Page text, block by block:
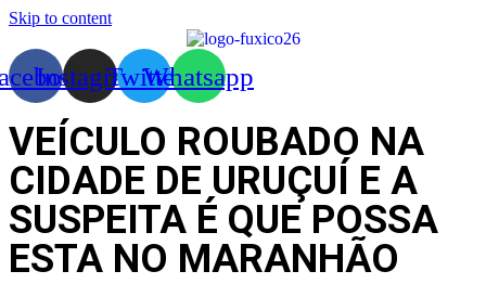
Skip to content
InstagramTwitterWhatsapp
VEÍCULO ROUBADO NA
CIDADE DE URUÇUÍ E A
SUSPEITA É QUE POSSA
ESTA NO MARANHÃO